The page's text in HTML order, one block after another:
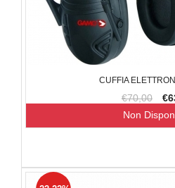
CUFFIA
€70,00
Non